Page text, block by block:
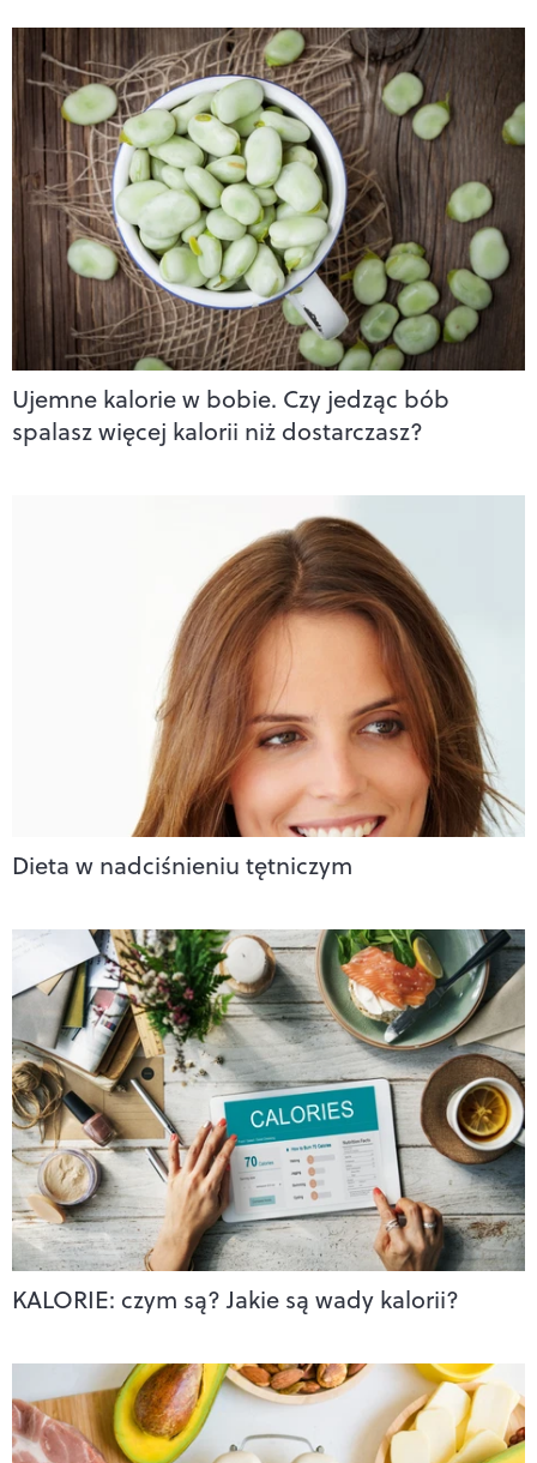
Ujemne kalorie w bobie. Czy jedząc bób
spalasz więcej kalorii niż dostarczasz?
Dieta w nadciśnieniu tętniczym
KALORIE: czym są? Jakie są wady kalorii?